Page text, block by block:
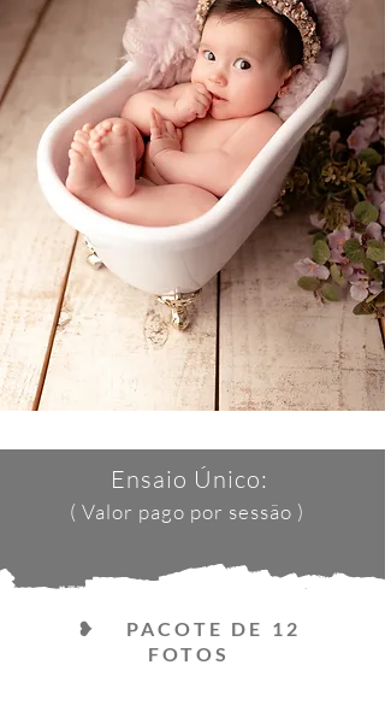
Ensaio Único:
( Valor pago por sessão )
❥ PACOTE DE 12
FOTOS